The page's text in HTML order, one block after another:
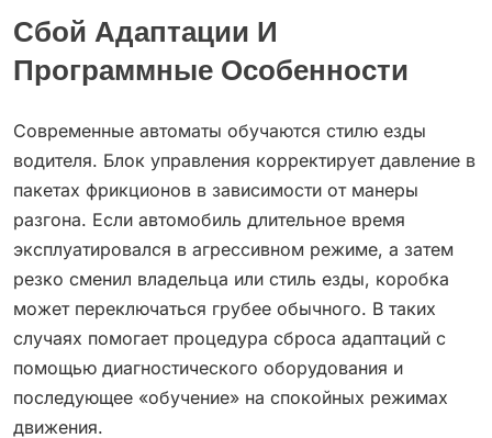
Сбой Адаптации И
Программные Особенности
Современные автоматы обучаются стилю езды
водителя. Блок управления корректирует давление в
пакетах фрикционов в зависимости от манеры
разгона. Если автомобиль длительное время
эксплуатировался в агрессивном режиме, а затем
резко сменил владельца или стиль езды, коробка
может переключаться грубее обычного. В таких
случаях помогает процедура сброса адаптаций с
помощью диагностического оборудования и
последующее «обучение» на спокойных режимах
движения.